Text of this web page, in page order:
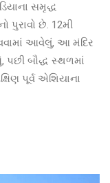
સમૃદ્ધ
છે. 12મી
આવેલું, આ મંદિર
પછી બૌદ્ધ સ્થળમાં
પૂર્વ એશિયાના